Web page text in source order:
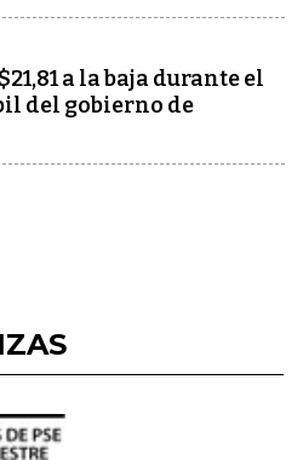
a la baja durante el
del gobierno de